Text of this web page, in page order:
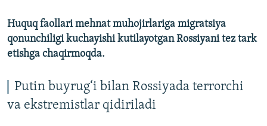
Huquq faollari mehnat muhojirlariga migratsiya
qonunchiligi kuchayishi kutilayotgan Rossiyani tez tark
etishga chaqirmoqda.
Putin buyrug‘i bilan Rossiyada terrorchi
va ekstremistlar qidiriladi